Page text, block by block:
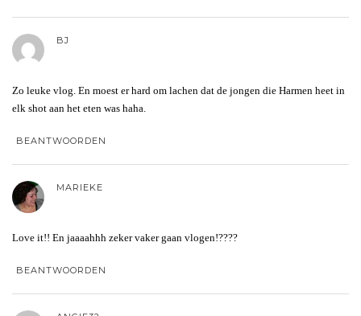
BJ
Zo leuke vlog. En moest er hard om lachen dat de jongen die Harmen heet in
elk shot aan het eten was haha.
BEANTWOORDEN
MARIEKE
Love it!! En jaaaahhh zeker vaker gaan vlogen!????
BEANTWOORDEN